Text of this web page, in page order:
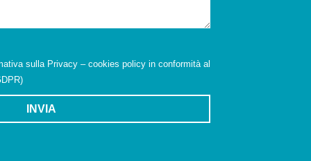
sulla Privacy – cookies policy in conformità al
INVIA